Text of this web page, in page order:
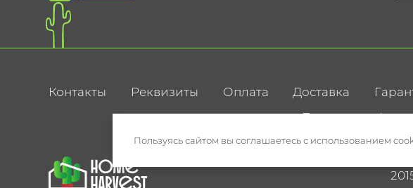
Контакты Реквизиты Оплата Доставка
Политика
Пользуясь сайтом вы соглашаетесь с использованием